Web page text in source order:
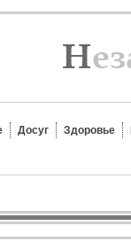
Досуг Здоровье